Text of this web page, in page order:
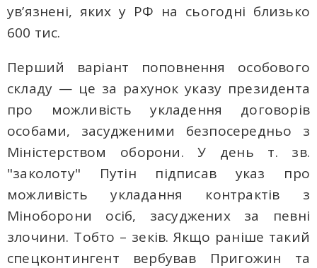
ув’язнені, яких у РФ на сьогодні близько
600 тис.
Перший варіант поповнення особового
складу — це за рахунок указу президента
про можливість укладення договорів
особами, засудженими безпосередньо з
Міністерством оборони. У день т. зв.
"заколоту" Путін підписав указ про
можливість укладання контрактів з
Міноборони осіб, засуджених за певні
злочини. Тобто – зеків. Якщо раніше такий
спецконтингент вербував Пригожин та